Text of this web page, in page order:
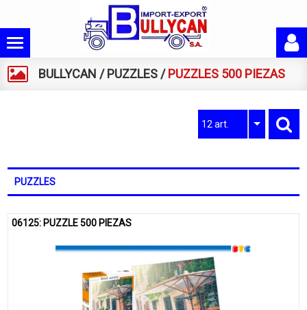
BULLYCAN /PUZZLES /PUZZLES 500 PIEZAS
12 art.
PUZZLES
06125: PUZZLE 500 PIEZAS